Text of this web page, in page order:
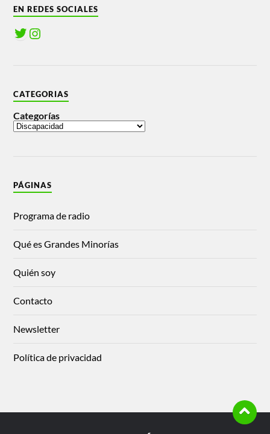
EN REDES SOCIALES
CATEGORIAS
Categorías
PÁGINAS
Programa de radio
Qué es Grandes Minorías
Quién soy
Contacto
Newsletter
Política de privacidad